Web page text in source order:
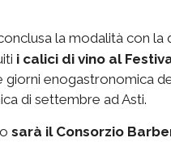
la modalità con la
i calici di vino al
giorni enogastronomica
di settembre ad Asti.
sarà il Consorzio